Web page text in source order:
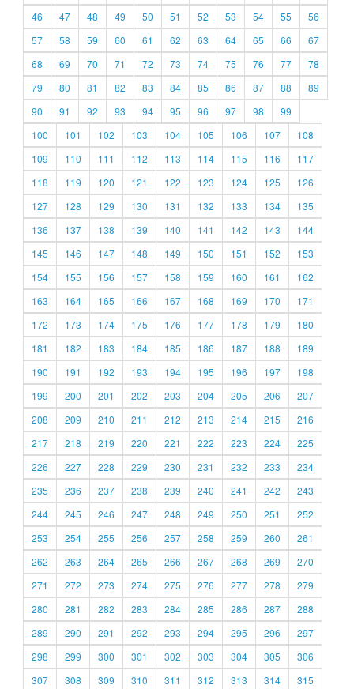
46
47 48 49 50 51 52 53 54 55
56
57
58 59 60 61 62 63 64 65 66
67
68
69 70 71 72 73 74 75 76 77
78
79
80 81 82 83 84 85 86 87 88
89
90
91 92 93 94 95 96 97 98
99
100
101 102 103 104 105 106 107
108
109
110 111 112 113 114 115 116
117
118
119 120 121 122 123 124 125
126
127
128 129 130 131 132 133 134
135
136
137 138 139 140 141 142 143
144
145
146 147 148 149 150 151 152
153
154
155 156 157 158 159 160 161
162
163
164 165 166 167 168 169 170
171
172
173 174 175 176 177 178 179
180
181
182 183 184 185 186 187 188
189
190
191 192 193 194 195 196 197
198
199
200 201 202 203 204 205 206
207
208
209 210 211 212 213 214 215
216
217
218 219 220 221 222 223 224
225
226
227 228 229 230 231 232 233
234
235
236 237 238 239 240 241 242
243
244
245 246 247 248 249 250 251
252
253
254 255 256 257 258 259 260
261
262
263 264 265 266 267 268 269
270
271
272 273 274 275 276 277 278
279
280
281 282 283 284 285 286 287
288
289
290 291 292 293 294 295 296
297
298
299 300 301 302 303 304 305
306
307
308 309 310 311 312 313 314 315